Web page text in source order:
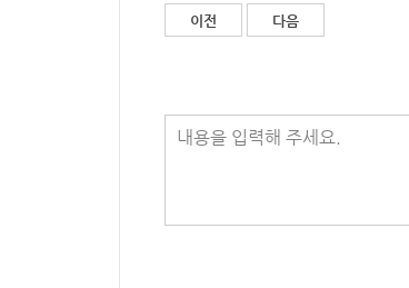
이전 다음
내용을 입력해 주세요.